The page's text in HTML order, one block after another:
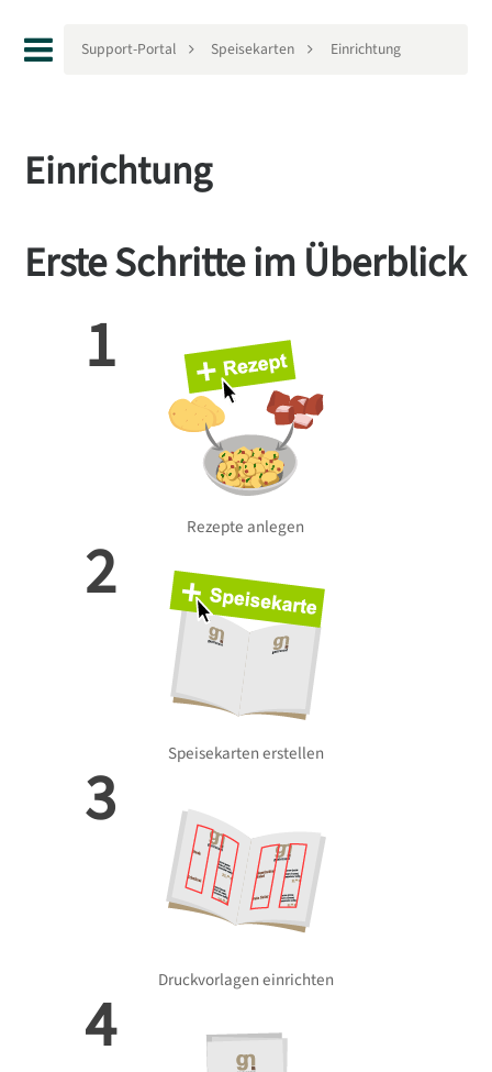
Support-Portal Speisekarten Einrichtung
Einrichtung
Erste Schritte im Überblick
1
Rezepte anlegen
2
Speisekarten erstellen
3
Druckvorlagen einrichten
4